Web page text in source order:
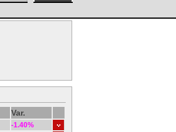
Var.
-1.40%